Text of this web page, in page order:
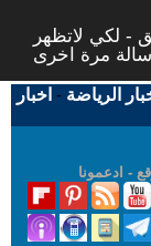
- لكي لاتظهر
الرياضة - اخبار
- ادعمونا